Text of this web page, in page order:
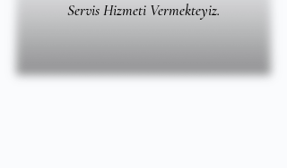
Servis Hizmeti Vermekteyiz.